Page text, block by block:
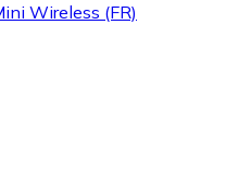
Wireless (FR)